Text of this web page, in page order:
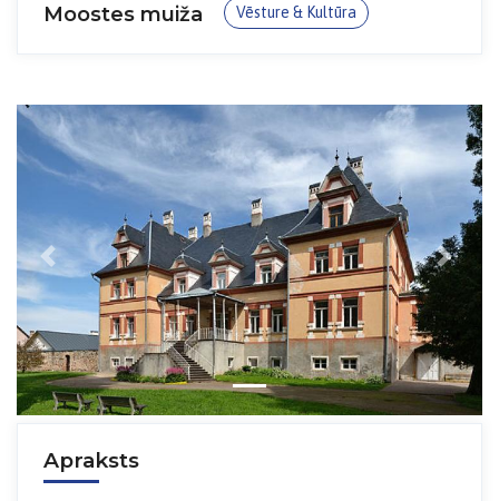
Moostes muiža Vēsture & Kultūra
Previous Next
Apraksts